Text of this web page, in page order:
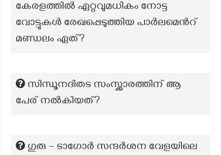
കേരളത്തിൽ ഏറ്റവുമധികം നോട്ട
വോട്ടുകൾ രേഖപ്പെടുത്തിയ പാർലമെൻറ്
മണ്ഡലം ഏത്?
സിന്ധൂനദിതട സംസ്ക്കാരത്തിന് ആ
പേര് നൽകിയത്?
ഗുരു – ടാഗോർ സന്ദർശന വേളയിലെ